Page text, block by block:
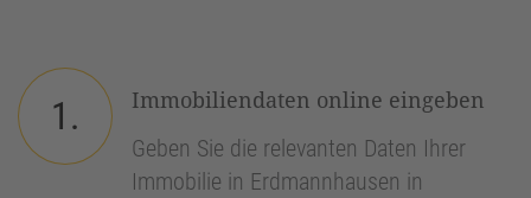
1.
Immobiliendaten online eingeben
Geben Sie die relevanten Daten Ihrer
Immobilie in Erdmannhausen in